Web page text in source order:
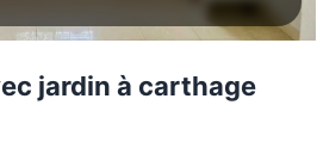
jardin à carthage